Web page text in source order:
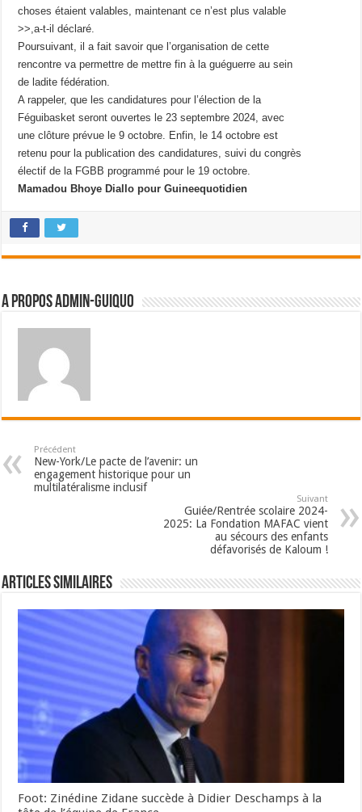
choses étaient valables, maintenant ce n’est plus valable
>>,a-t-il déclaré.
Poursuivant, il a fait savoir que l’organisation de cette
rencontre va permettre de mettre fin à la guéguerre au sein
de ladite fédération.
A rappeler, que les candidatures pour l’élection de la
Féguibasket seront ouvertes le 23 septembre 2024, avec
une clôture prévue le 9 octobre. Enfin, le 14 octobre est
retenu pour la publication des candidatures, suivi du congrès
électif de la FGBB programmé pour le 19 octobre.
Mamadou Bhoye Diallo pour Guineequotidien
A propos admin-guiquo
Précédent
New-York/Le pacte de l’avenir: un
engagement historique pour un
multilatéralisme inclusif
Suivant
Guiée/Rentrée scolaire 2024-
2025: La Fondation MAFAC vient
au sécours des enfants
défavorisés de Kaloum !
Articles Similaires
Foot: Zinédine Zidane succède à Didier Deschamps à la